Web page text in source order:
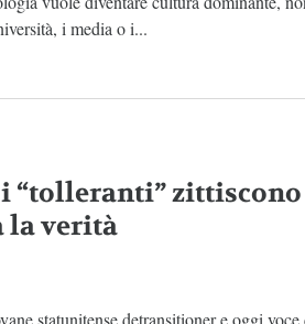
i media o i...
“tolleranti”
la verità
statunitense detransitioner e oggi voce